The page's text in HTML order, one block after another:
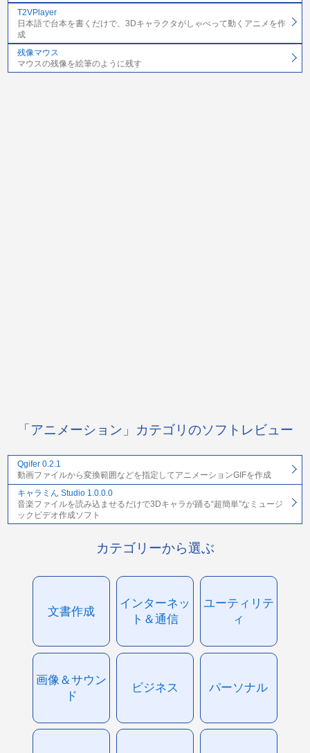
T2VPlayer
日本語で台本を書くだけで、3Dキャラクタがしゃべって動くアニメを作
成
残像マウス
マウスの残像を絵筆のように残す
「アニメーション」カテゴリのソフトレビュー
Qgifer 0.2.1
動画ファイルから変換範囲などを指定してアニメーションGIFを作成
キャラミん Studio 1.0.0.0
音楽ファイルを読み込ませるだけで3Dキャラが踊る“超簡単”なミュージ
ックビデオ作成ソフト
カテゴリーから選ぶ
文書作成
インターネッ
ト＆通信
ユーティリテ
ィ
画像＆サウン
ド
ビジネス パーソナル